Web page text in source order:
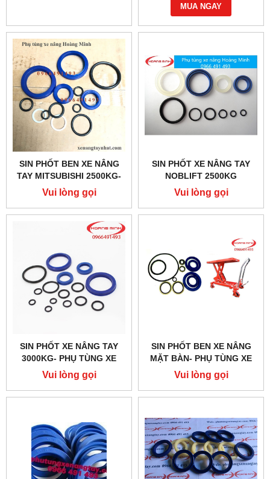
MUA NGAY
SIN PHỐT BEN XE NÂNG
TAY MITSUBISHI 2500KG-
3000KG
Vui lòng gọi
SIN PHỐT XE NÂNG TAY
NOBLIFT 2500KG
Vui lòng gọi
SIN PHỐT XE NÂNG TAY
3000KG- PHỤ TÙNG XE
NÂNG TAY
Vui lòng gọi
SIN PHỐT BEN XE NÂNG
MẶT BÀN- PHỤ TÙNG XE
NÂNG TAY
Vui lòng gọi